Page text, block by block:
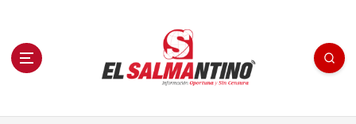
n El Salmantino - medios/noticias/editorial